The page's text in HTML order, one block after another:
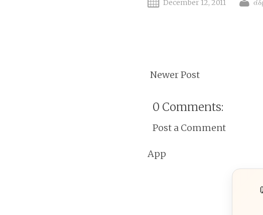
December 12, 2011
Newer Post
0 Comments:
Post a Comment
App